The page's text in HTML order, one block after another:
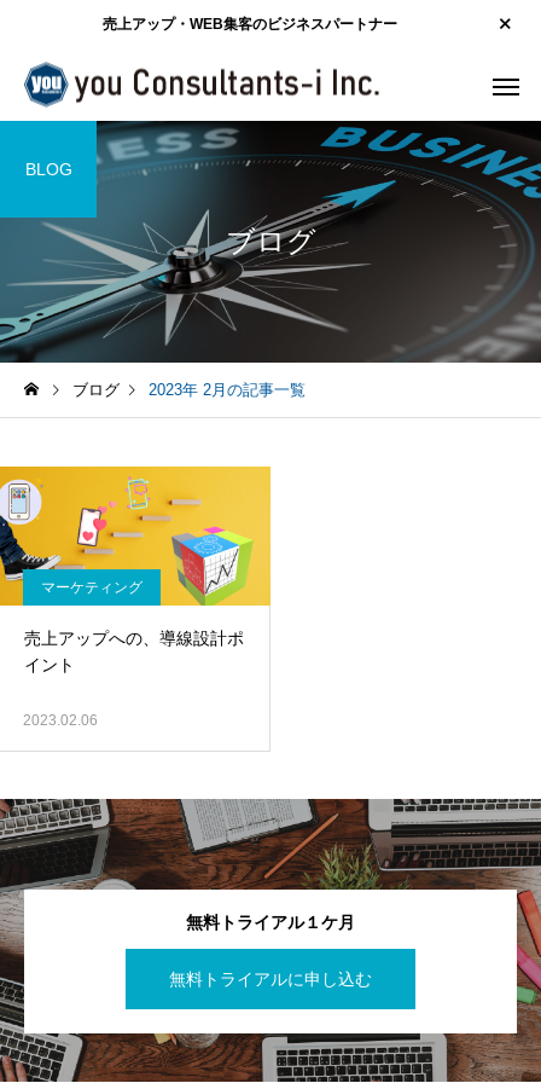
売上アップ・WEB集客のビジネスパートナー
ブログ
BLOG
ブログ 2023年 2月の記事一覧
マーケティング
売上アップへの、導線設計ポ
イント
2023.02.06
無料トライアル１ケ月
無料トライアルに申し込む